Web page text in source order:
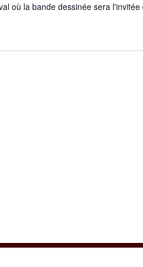
où la bande dessinée sera